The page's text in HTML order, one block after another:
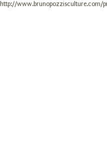
http://www.brunopozzisculture.com/